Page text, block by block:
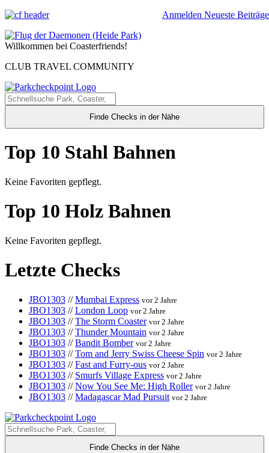
Anmelden Neueste Beiträge
Willkommen bei Coasterfriends!
CLUB TRAVEL COMMUNITY
Finde Checks in der Nähe
Top 10 Stahl Bahnen
Keine Favoriten gepflegt.
Top 10 Holz Bahnen
Keine Favoriten gepflegt.
Letzte Checks
JBO1303 //Mumbai Express vor 2 Jahre
JBO1303 //London Loop vor 2 Jahre
JBO1303 //The Storm Coaster vor 2 Jahre
JBO1303 //Thunder Mountain vor 2 Jahre
JBO1303 //Bandit Bomber vor 2 Jahre
JBO1303 //Tom and Jerry Swiss Cheese Spin vor 2 Jahre
JBO1303 //Fast and Furry-ous vor 2 Jahre
JBO1303 // Smurfs Village Express vor 2 Jahre
JBO1303 //Now You See Me: High Roller vor 2 Jahre
JBO1303 //Madagascar Mad Pursuit vor 2 Jahre
Finde Checks in der Nähe